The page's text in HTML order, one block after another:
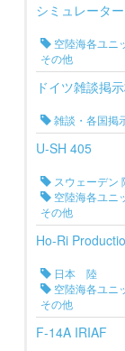
シミュレーター
空陸海各ユニ
その他
ドイツ雑談掲
雑談・各国掲
U-SH 405
スウェーデン
空陸海各ユニ
その他
Ho-Ri
日本 陸
空陸海各ユニ
その他
F-14A IRIAF